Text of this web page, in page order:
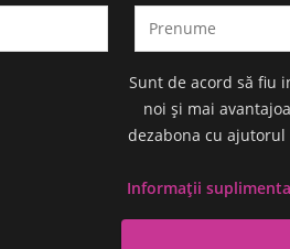
Sunt de acord să fiu
noi și mai
dezabona cu
Informații